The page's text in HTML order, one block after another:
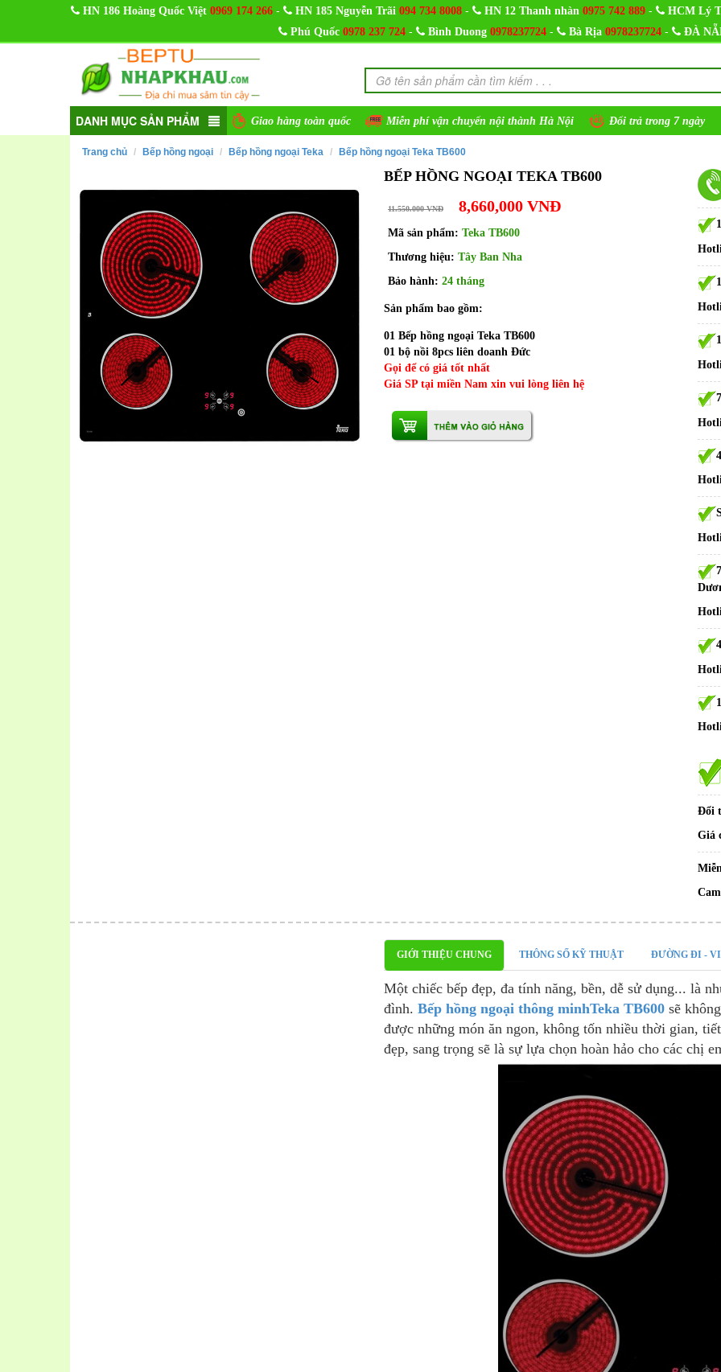
HN 186 Hoàng Quốc Việt 0969 174 266- HN 185 Nguyễn Trãi 094 734 8008- HN 12 Thanh nhàn 0975 742 889-
HCM Lý
Phú Quốc 0978 237 724 - Bình Duong 0978237724 - Bà Rịa 0978237724 - ĐÀ
DANH MỤC SẢN PHẨM Giao hàng toàn quốc Miễn phí vận chuyển nội thành Hà Nội Đổi trả trong 7 ngày
Trang chủ Bếp hồng ngoại Bếp hồng ngoại Teka Bếp hồng ngoại Teka TB600
BẾP HỒNG NGOẠI TEKA TB600
11.550.000 VNĐ 8,660,000 VNĐ
Mã sản phẩm: Teka TB600
Thương hiệu: Tây Ban Nha
Bảo hành: 24 tháng
Sản phẩm bao gồm:
01 Bếp hồng ngoại Teka TB600
01 bộ nồi 8pcs liên doanh Đức
Gọi để có giá tốt nhất
Giá SP tại miền Nam xin vui lòng liên hệ
Đổi
Giá
GIỚI THIỆU CHUNG THÔNG SỐ KỸ THUẬT ĐƯỜNG ĐI -
Một chiếc bếp đẹp, đa tính năng, bền, dễ sử dụng... là
đình. Bếp hồng ngoại thông minhTeka TB600 sẽ
được những món ăn ngon, không tốn nhiều thời gian,
đẹp, sang trọng sẽ là sự lựa chọn hoàn hảo cho các chị